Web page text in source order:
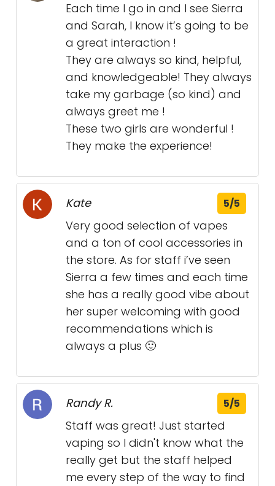
Each time I go in and I see Sierra
and Sarah, I know it’s going to be
a great interaction !
They are always so kind, helpful,
and knowledgeable! They always
take my garbage (so kind) and
always greet me !
These two girls are wonderful !
They make the experience!
Kate 5/5
Very good selection of vapes
and a ton of cool accessories in
the store. As for staff i’ve seen
Sierra a few times and each time
she has a really good vibe about
her super welcoming with good
recommendations which is
always a plus 🙂
Randy R. 5/5
Staff was great! Just started
vaping so I didn't know what the
really get but the staff helped
me every step of the way to find